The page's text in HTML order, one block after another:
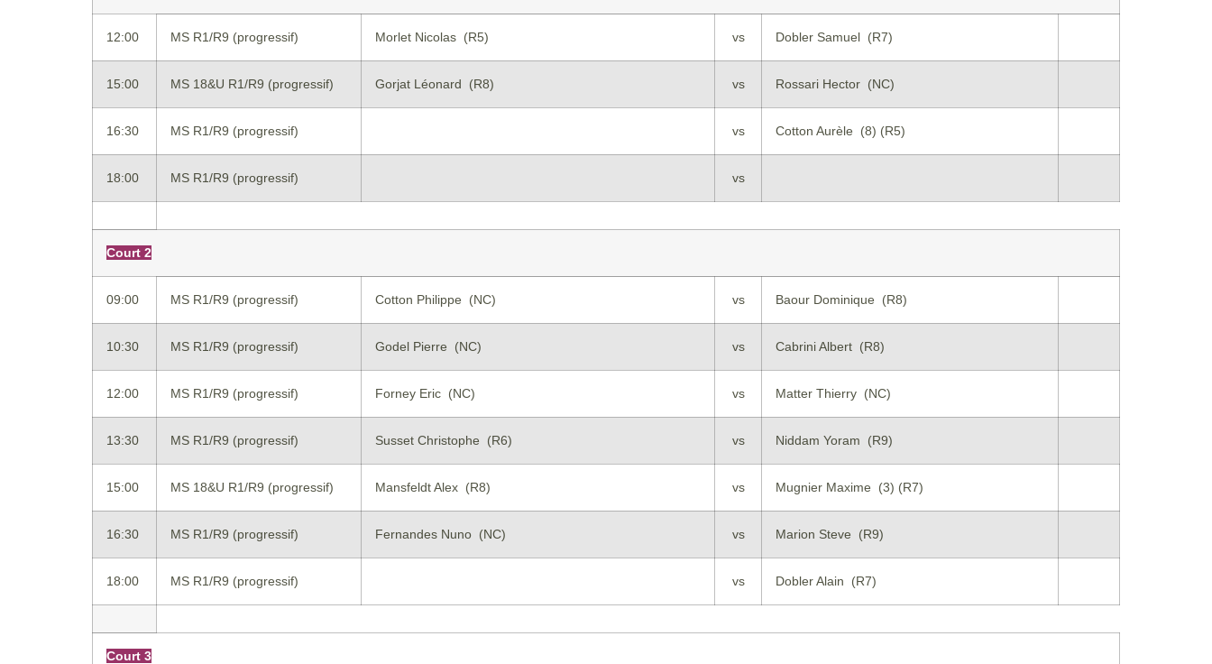
12:00 MS R1/R9 (progressif) Morlet Nicolas (R5) vs Dobler Samuel (R7)
15:00 MS 18&U R1/R9 (progressif) Gorjat Léonard (R8) vs Rossari Hector (NC)
16:30 MS R1/R9 (progressif) vs Cotton Aurèle (8) (R5)
18:00 MS R1/R9 (progressif) vs
Court 2
09:00 MS R1/R9 (progressif) Cotton Philippe (NC) vs Baour Dominique (R8)
10:30 MS R1/R9 (progressif) Godel Pierre (NC) vs Cabrini Albert (R8)
12:00 MS R1/R9 (progressif) Forney Eric (NC) vs Matter Thierry (NC)
13:30 MS R1/R9 (progressif) Susset Christophe (R6) vs Niddam Yoram (R9)
15:00 MS 18&U R1/R9 (progressif) Mansfeldt Alex (R8) vs Mugnier Maxime (3) (R7)
16:30 MS R1/R9 (progressif) Fernandes Nuno (NC) vs Marion Steve (R9)
18:00 MS R1/R9 (progressif) vs Dobler Alain (R7)
Court 3